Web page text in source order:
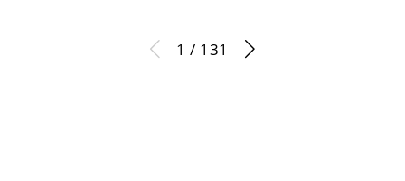
1 / 131